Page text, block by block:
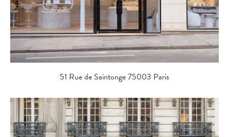
51 Rue de Saintonge 75003 Paris